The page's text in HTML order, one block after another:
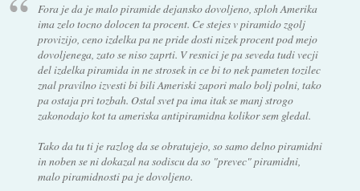
Fora je da je malo piramide dejansko dovoljeno, sploh Amerika
ima zelo tocno dolocen ta procent. Ce stejes v piramido zgolj
provizijo, ceno izdelka pa ne pride dosti nizek procent pod mejo
dovoljenega, zato se niso zaprti. V resnici je pa seveda tudi vecji
del izdelka piramida in ne strosek in ce bi to nek pameten tozilec
znal pravilno izvesti bi bili Ameriski zapori malo bolj polni, tako
pa ostaja pri tozbah. Ostal svet pa ima itak se manj strogo
zakonodajo kot ta ameriska antipiramidna kolikor sem gledal.
Tako da tu ti je razlog da se obratujejo, so samo delno piramidni
in noben se ni dokazal na sodiscu da so "prevec" piramidni,
malo piramidnosti pa je dovoljeno.